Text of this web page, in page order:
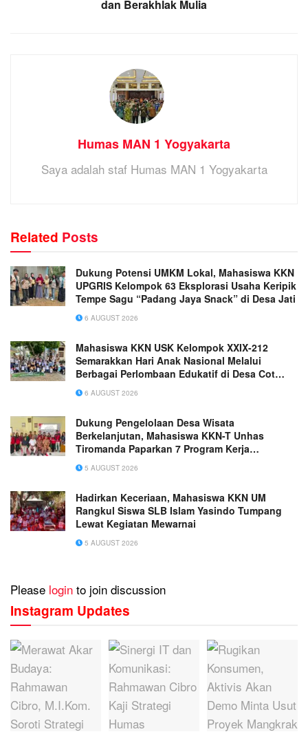
dan Berakhlak Mulia
Humas MAN 1 Yogyakarta
Saya adalah staf Humas MAN 1 Yogyakarta
Related Posts
Dukung Potensi UMKM Lokal, Mahasiswa KKN
UPGRIS Kelompok 63 Eksplorasi Usaha Keripik
Tempe Sagu “Padang Jaya Snack” di Desa Jati
6 AUGUST 2026
Mahasiswa KKN USK Kelompok XXIX-212
Semarakkan Hari Anak Nasional Melalui
Berbagai Perlombaan Edukatif di Desa Cot
Rabo Tunong
6 AUGUST 2026
Dukung Pengelolaan Desa Wisata
Berkelanjutan, Mahasiswa KKN-T Unhas
Tiromanda Paparkan 7 Program Kerja
Unggulan
5 AUGUST 2026
Hadirkan Keceriaan, Mahasiswa KKN UM
Rangkul Siswa SLB Islam Yasindo Tumpang
Lewat Kegiatan Mewarnai
5 AUGUST 2026
Please login to join discussion
Instagram Updates